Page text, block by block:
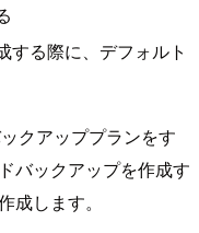
する際に、デフォルト
クアッププランをす
バックアップを作成す
成します。